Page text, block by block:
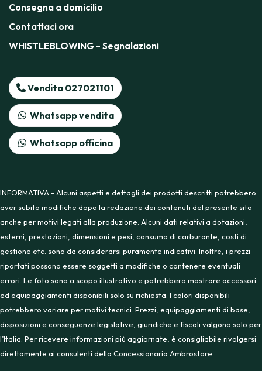
Consegna a domicilio
Contattaci ora
WHISTLEBLOWING - Segnalazioni
Vendita 027021101
Whatsapp vendita
Whatsapp officina
INFORMATIVA - Alcuni aspetti e dettagli dei prodotti descritti potrebbero
aver subito modifiche dopo la redazione dei contenuti del presente sito
anche per motivi legati alla produzione. Alcuni dati relativi a dotazioni,
esterni, prestazioni, dimensioni e pesi, consumo di carburante, costi di
gestione etc. sono da considerarsi puramente indicativi. Inoltre, i prezzi
riportati possono essere soggetti a modifiche o contenere eventuali
errori. Le foto sono a scopo illustrativo e potrebbero mostrare accessori
ed equipaggiamenti disponibili solo su richiesta. I colori disponibili
potrebbero variare per motivi tecnici. Prezzi, equipaggiamenti di base,
disposizioni e conseguenze legislative, giuridiche e fiscali valgono solo per
l’Italia. Per ricevere informazioni più aggiornate, è consigliabile rivolgersi
direttamente ai consulenti della Concessionaria Ambrostore.